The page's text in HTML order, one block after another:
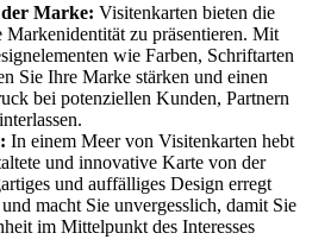
Marke: Visitenkarten bieten die
zu präsentieren. Mit
wie Farben, Schriftarten
Sie Ihre Marke stärken und einen
bei potenziellen Kunden, Partnern
In einem Meer von Visitenkarten hebt
und innovative Karte von der
und auffälliges Design erregt
macht Sie unvergesslich, damit Sie
im Mittelpunkt des Interesses